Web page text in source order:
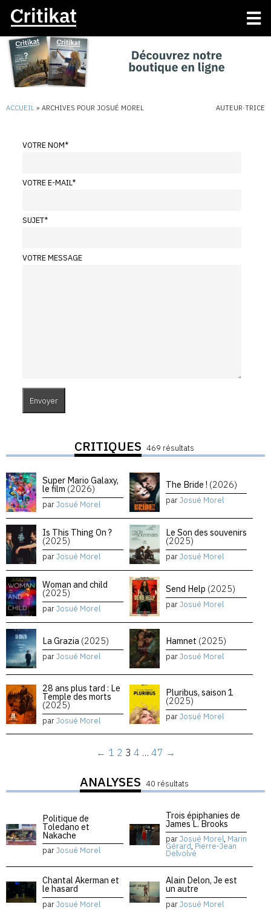
ACCUEIL » ARCHIVES POUR JOSUÉ MOREL AUTEUR·TRICE
VOTRE NOM*
VOTRE E-MAIL*
SUJET*
VOTRE MESSAGE
CRITIQUES 469 résultats
Super Mario Galaxy,
le film (2026)
parJosué Morel
The Bride ! (2026)
parJosué Morel
Is This Thing On ?
(2025)
parJosué Morel
Le Son des souvenirs
(2025)
parJosué Morel
Woman and child
(2025)
parJosué Morel
Send Help (2025)
parJosué Morel
La Grazia (2025)
parJosué Morel
Hamnet (2025)
parJosué Morel
28 ans plus tard : Le
Temple des morts
(2025)
parJosué Morel
Pluribus, saison 1
(2025)
parJosué Morel
← 1 2 3 4 … 47 →
ANALYSES 40 résultats
Politique de
Toledano et
Nakache
parJosué Morel
Trois épiphanies de
James L. Brooks
parJosué Morel, Marin
Gérard, Pierre-Jean
Delvolvé
Chantal Akerman et
le hasard
parJosué Morel
Alain Delon, Je est
un autre
parJosué Morel